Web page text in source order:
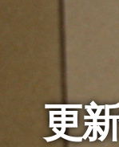
更